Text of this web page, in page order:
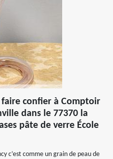
confier à Comptoir
dans le 77370 la
pâte de verre École
c’est comme un grain de peau de